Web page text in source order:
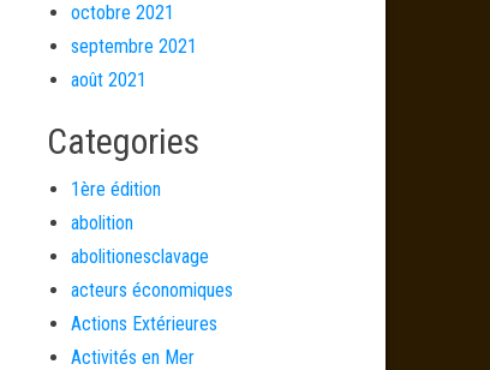
octobre 2021
septembre 2021
août 2021
Categories
1ère édition
abolition
abolitionesclavage
acteurs économiques
Actions Extérieures
Activités en Mer